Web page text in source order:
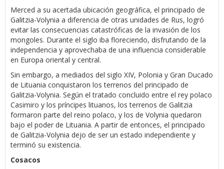
Merced a su acertada ubicación geográfica, el principado de
Galitzia-Volynia a diferencia de otras unidades de Rus, logró
evitar las consecuencias catastróficas de la invasión de los
mongoles. Durante el siglo iba floreciendo, disfrutando de la
independencia y aprovechaba de una influencia considerable
en Europa oriental y central.
Sin embargo, a mediados del siglo XIV, Polonia y Gran Ducado
de Lituania conquistaron los terrenos del principado de
Galitzia-Volynia. Según el tratado concluido entre el rey polaco
Casimiro y los príncipes lituanos, los terrenos de Galitzia
formaron parte del reino polaco, y los de Volynia quedaron
bajo el poder de Lituania. A partir de entonces, el principado
de Galitzia-Volynia dejo de ser un estado independiente y
terminó su existencia.
Cosacos